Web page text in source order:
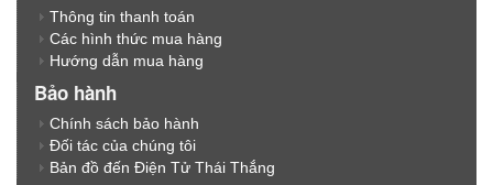
Thông tin thanh toán
Các hình thức mua hàng
Hướng dẫn mua hàng
Bảo hành
Chính sách bảo hành
Đối tác của chúng tôi
Bản đồ đến Điện Tử Thái Thắng